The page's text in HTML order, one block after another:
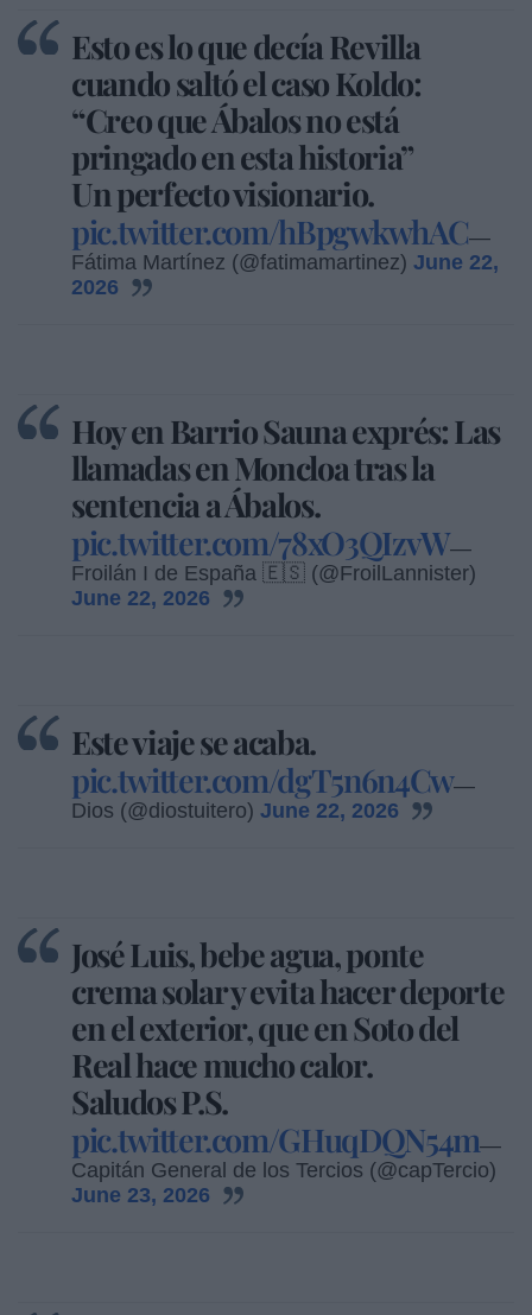
Esto es lo que decía Revilla
cuando saltó el caso Koldo:
“Creo que Ábalos no está
pringado en esta historia”
Un perfecto visionario.
pic.twitter.com/hBpgwkwhAC—
Fátima Martínez (@fatimamartinez) June 22,
2026
Hoy en Barrio Sauna exprés: Las
llamadas en Moncloa tras la
sentencia a Ábalos.
pic.twitter.com/78xO3QIzvW—
Froilán I de España 🇪🇸 (@FroilLannister)
June 22, 2026
Este viaje se acaba.
pic.twitter.com/dgT5n6n4Cw—
Dios (@diostuitero) June 22, 2026
José Luis, bebe agua, ponte
crema solar y evita hacer deporte
en el exterior, que en Soto del
Real hace mucho calor.
Saludos P.S.
pic.twitter.com/GHuqDQN54m—
Capitán General de los Tercios (@capTercio)
June 23, 2026